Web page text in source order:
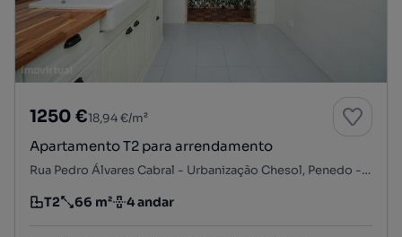
1250 €18,94 €/m²
Apartamento T2 para arrendamento
Rua Pedro Álvares Cabral - Urbanização Chesol, Penedo - Matarraque, São Domingos de Rana, Cascais, Lisboa
Tipologia
T2
Preço por metro quadrado
66 m²
Andar 4 andar